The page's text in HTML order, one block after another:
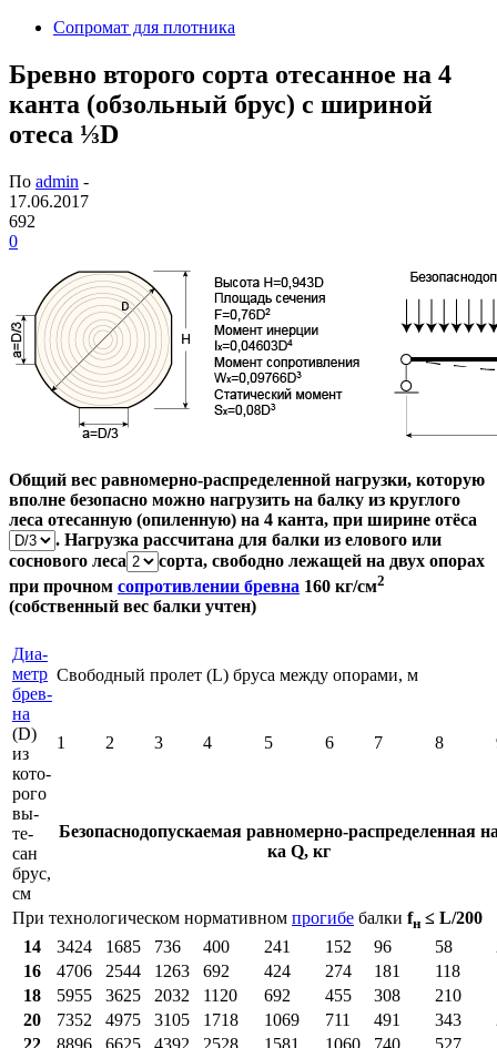
Сопромат для плотника
Бревно второго сорта отесанное на 4
канта (обзольный брус) с шириной
отеса ⅓D
По admin -
17.06.2017
692
0
Общий вес равномерно-распределенной нагрузки, которую
вполне безопасно можно нагрузить на балку из круглого
леса отесанную (опиленную) на 4 канта, при ширине отёса
. Нагрузка рассчитана для балки из елового или
соснового леса
сорта, свободно лежащей на двух опорах
при прочном сопротивлении бревна 160 кг/см2
(собственный вес балки учтен)
Диа­
метр
брев­
на
(D)
из
ко­то­
ро­го
вы­
те­
сан
брус,
см
Сво­бод­ный про­лет (L) бру­са меж­ду опо­ра­ми, м
1 2 3 4 5 6 7 8
Без­опас­но­до­пус­ка­е­мая рав­но­мер­но-рас­пре­де­лен­ная
ка Q, кг
При тех­но­ло­ги­че­ском нор­ма­тив­ном про­ги­бе бал­ки fн ≤ L/200
14
3424 1685 736 400 241 152 96 58
16
4706 2544 1263 692 424 274 181 118
18
5955 3625 2032 1120 692 455 308 210
20
7352 4975 3105 1718 1069 711 491 343
22
8896 6625 4392 2528 1581 1060 740 527